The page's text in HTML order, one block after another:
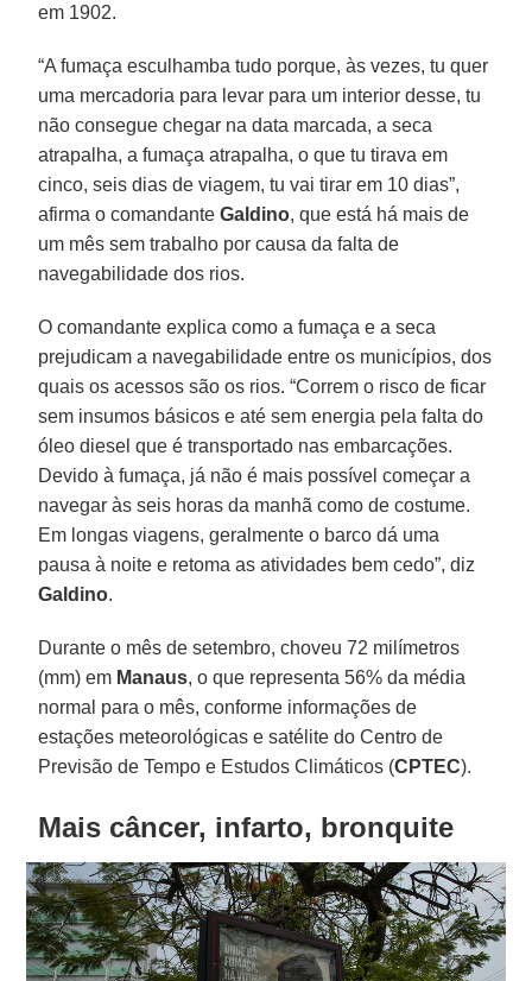
em 1902.
“A fumaça esculhamba tudo porque, às vezes, tu quer
uma mercadoria para levar para um interior desse, tu
não consegue chegar na data marcada, a seca
atrapalha, a fumaça atrapalha, o que tu tirava em
cinco, seis dias de viagem, tu vai tirar em 10 dias”,
afirma o comandanteGaldino, que está há mais de
um mês sem trabalho por causa da falta de
navegabilidade dos rios.
O comandante explica como a fumaça e a seca
prejudicam a navegabilidade entre os municípios, dos
quais os acessos são os rios. “Correm o risco de ficar
sem insumos básicos e até sem energia pela falta do
óleo diesel que é transportado nas embarcações.
Devido à fumaça, já não é mais possível começar a
navegar às seis horas da manhã como de costume.
Em longas viagens, geralmente o barco dá uma
pausa à noite e retoma as atividades bem cedo”, diz
Galdino.
Durante o mês de setembro, choveu 72 milímetros
(mm) em Manaus, o que representa 56% da média
normal para o mês, conforme informações de
estações meteorológicas e satélite do Centro de
Previsão de Tempo e Estudos Climáticos (CPTEC).
Mais câncer, infarto, bronquite